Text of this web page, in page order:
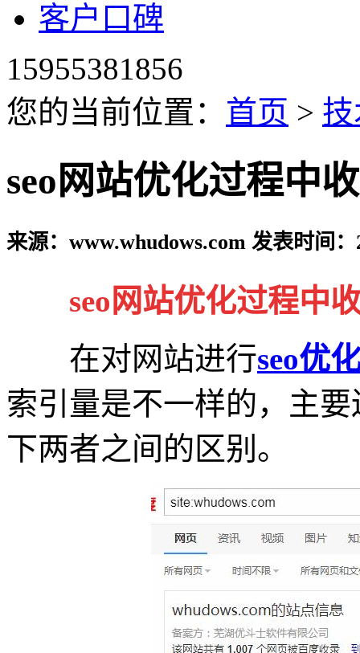
客户口碑
15955381856
您的当前位置： 首页 >
seo网站优化过程中
来源：www.whudows.com 发表时间：
seo网站优化过程中
在对网站进行seo优
索引量是不一样的，主
下两者之间的区别。